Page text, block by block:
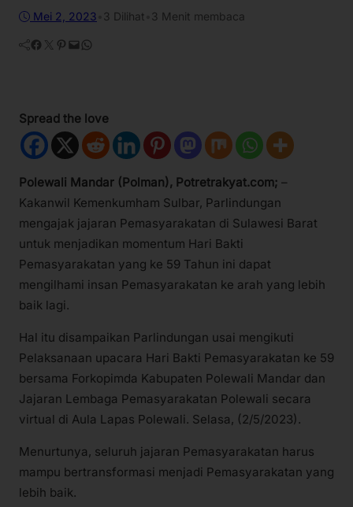
Mei 2, 2023 3 Dilihat 3 Menit membaca
Facebook Twitter Pinterest Mail WhatsApp
Spread the love
Polewali Mandar (Polman), Potretrakyat.com; –
Kakanwil Kemenkumham Sulbar, Parlindungan
mengajak jajaran Pemasyarakatan di Sulawesi Barat
untuk menjadikan momentum Hari Bakti
Pemasyarakatan yang ke 59 Tahun ini dapat
mengilhami insan Pemasyarakatan ke arah yang lebih
baik lagi.
Hal itu disampaikan Parlindungan usai mengikuti
Pelaksanaan upacara Hari Bakti Pemasyarakatan ke 59
bersama Forkopimda Kabupaten Polewali Mandar dan
Jajaran Lembaga Pemasyarakatan Polewali secara
virtual di Aula Lapas Polewali. Selasa, (2/5/2023).
Menurtunya, seluruh jajaran Pemasyarakatan harus
mampu bertransformasi menjadi Pemasyarakatan yang
lebih baik.